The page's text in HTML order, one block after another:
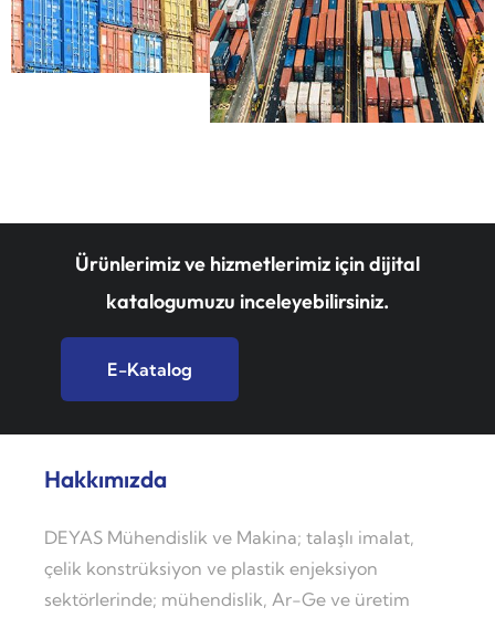
Ürünlerimiz ve hizmetlerimiz için dijital
katalogumuzu inceleyebilirsiniz.
E-Katalog
Hakkımızda
DEYAS Mühendislik ve Makina; talaşlı imalat,
çelik konstrüksiyon ve plastik enjeksiyon
sektörlerinde; mühendislik, Ar-Ge ve üretim